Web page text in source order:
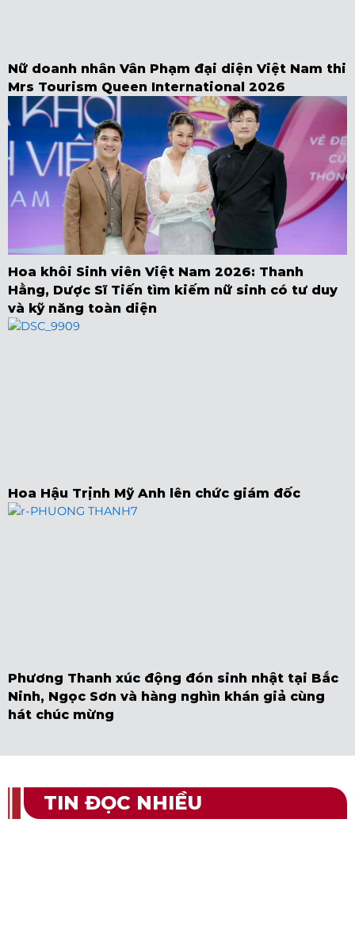
Nữ doanh nhân Vân Phạm đại diện Việt Nam thi
Mrs Tourism Queen International 2026
Hoa khôi Sinh viên Việt Nam 2026: Thanh
Hằng, Dược Sĩ Tiến tìm kiếm nữ sinh có tư duy
và kỹ năng toàn diện
Hoa Hậu Trịnh Mỹ Anh lên chức giám đốc
Phương Thanh xúc động đón sinh nhật tại Bắc
Ninh, Ngọc Sơn và hàng nghìn khán giả cùng
hát chúc mừng
TIN ĐỌC NHIỀU